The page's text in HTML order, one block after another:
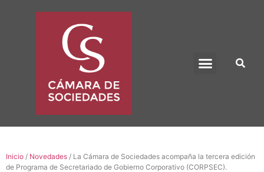
Inicio / Novedades / La Cámara de Sociedades acompaña la tercera edición
de Programa de Secretariado de Gobierno Corporativo (CORPSEC).